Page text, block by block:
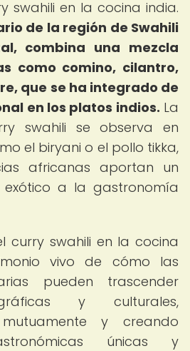
swahili en la cocina india.
de la región de Swahili
combina una mezcla
como comino, cilantro,
que se ha integrado de
en los platos indios. La
swahili se observa en
el biryani o el pollo tikka,
africanas aportan un
a la gastronomía
curry swahili en la cocina
vivo de cómo las
pueden trascender
y culturales,
mutuamente y creando
únicas y